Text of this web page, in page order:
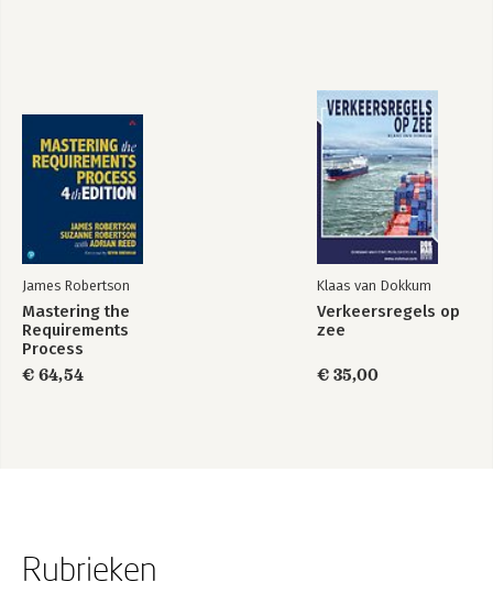
James Robertson
Mastering the
Requirements
Process
€ 64,54
Klaas van Dokkum
Verkeersregels op
zee
€ 35,00
Rubrieken